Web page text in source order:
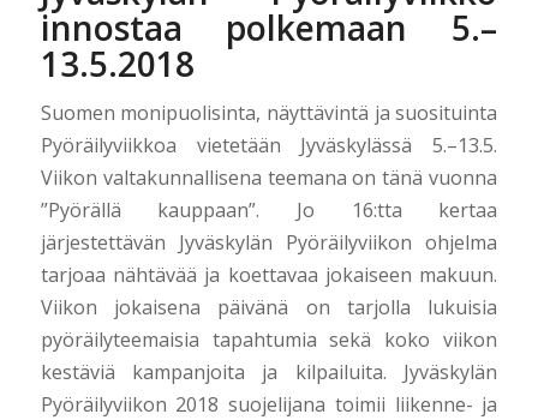
innostaa polkemaan 5.–
13.5.2018
Suomen monipuolisinta, näyttävintä ja suosituinta
Pyöräilyviikkoa vietetään Jyväskylässä 5.–13.5.
Viikon valtakunnallisena teemana on tänä vuonna
”Pyörällä kauppaan”. Jo 16:tta kertaa
järjestettävän Jyväskylän Pyöräilyviikon ohjelma
tarjoaa nähtävää ja koettavaa jokaiseen makuun.
Viikon jokaisena päivänä on tarjolla lukuisia
pyöräilyteemaisia tapahtumia sekä koko viikon
kestäviä kampanjoita ja kilpailuita. Jyväskylän
Pyöräilyviikon 2018 suojelijana toimii liikenne- ja